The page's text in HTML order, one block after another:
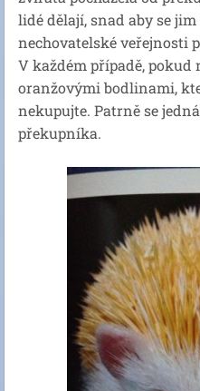
lidé dělají, snad aby se
nechovatelské veřejnosti
V každém případě,
oranžovými bodlinami,
nekupujte. Patrně se
překupníka.